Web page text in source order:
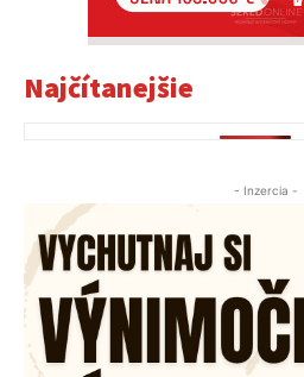
Najčítanejšie
- Inzercia -